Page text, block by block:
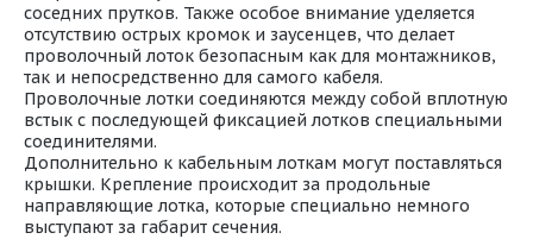
соседних прутков. Также особое внимание уделяется
отсутствию острых кромок и заусенцев, что делает
проволочный лоток безопасным как для монтажников,
так и непосредственно для самого кабеля.
Проволочные лотки соединяются между собой вплотную
встык с последующей фиксацией лотков специальными
соединителями.
Дополнительно к кабельным лоткам могут поставляться
крышки. Крепление происходит за продольные
направляющие лотка, которые специально немного
выступают за габарит сечения.